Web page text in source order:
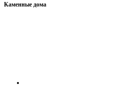
Каменные дома